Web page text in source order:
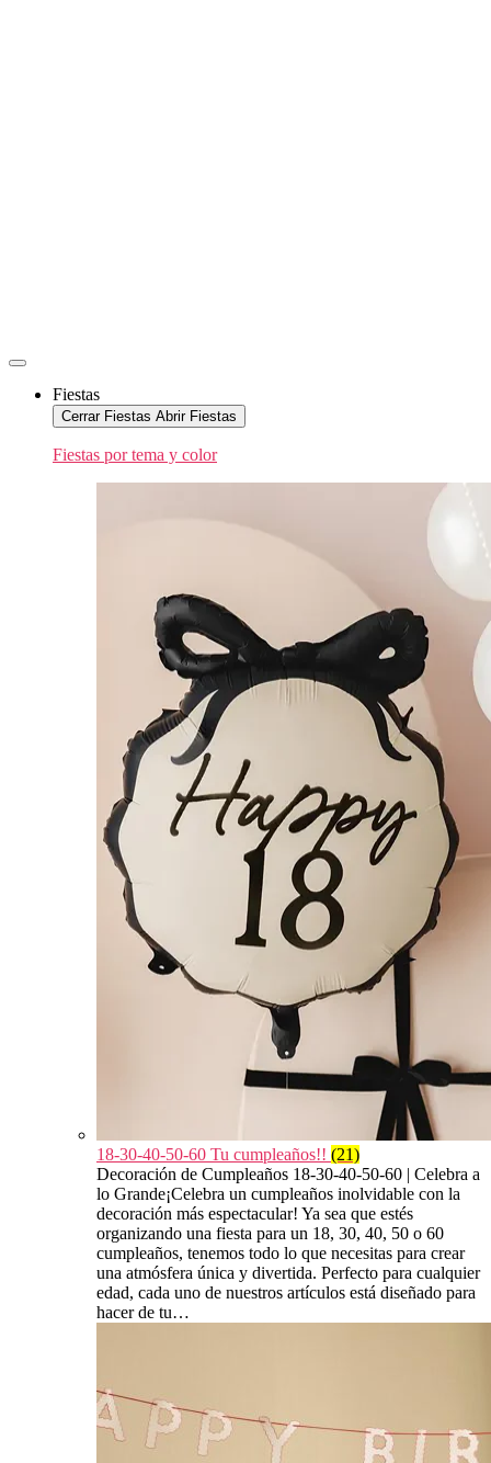
Fiestas
Cerrar Fiestas Abrir Fiestas
Fiestas por tema y color
18-30-40-50-60 Tu cumpleaños!! (21)
Decoración de Cumpleaños 18-30-40-50-60 | Celebra a
lo Grande¡Celebra un cumpleaños inolvidable con la
decoración más espectacular! Ya sea que estés
organizando una fiesta para un 18, 30, 40, 50 o 60
cumpleaños, tenemos todo lo que necesitas para crear
una atmósfera única y divertida. Perfecto para cualquier
edad, cada uno de nuestros artículos está diseñado para
hacer de tu…